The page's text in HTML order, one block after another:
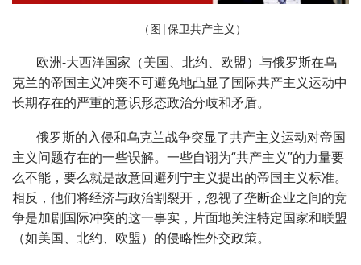
（图|保卫共产主义）
欧洲-大西洋国家（美国、北约、欧盟）与俄罗斯在乌
克兰的帝国主义冲突不可避免地凸显了国际共产主义运动中
长期存在的严重的意识形态政治分歧和矛盾。
俄罗斯的入侵和乌克兰战争突显了共产主义运动对帝国
主义问题存在的一些误解。一些自诩为“共产主义”的力量要
么不能，要么就是故意回避列宁主义提出的帝国主义标准。
相反，他们将经济与政治割裂开，忽视了垄断企业之间的竞
争是加剧国际冲突的这一事实，片面地关注特定国家和联盟
（如美国、北约、欧盟）的侵略性外交政策。